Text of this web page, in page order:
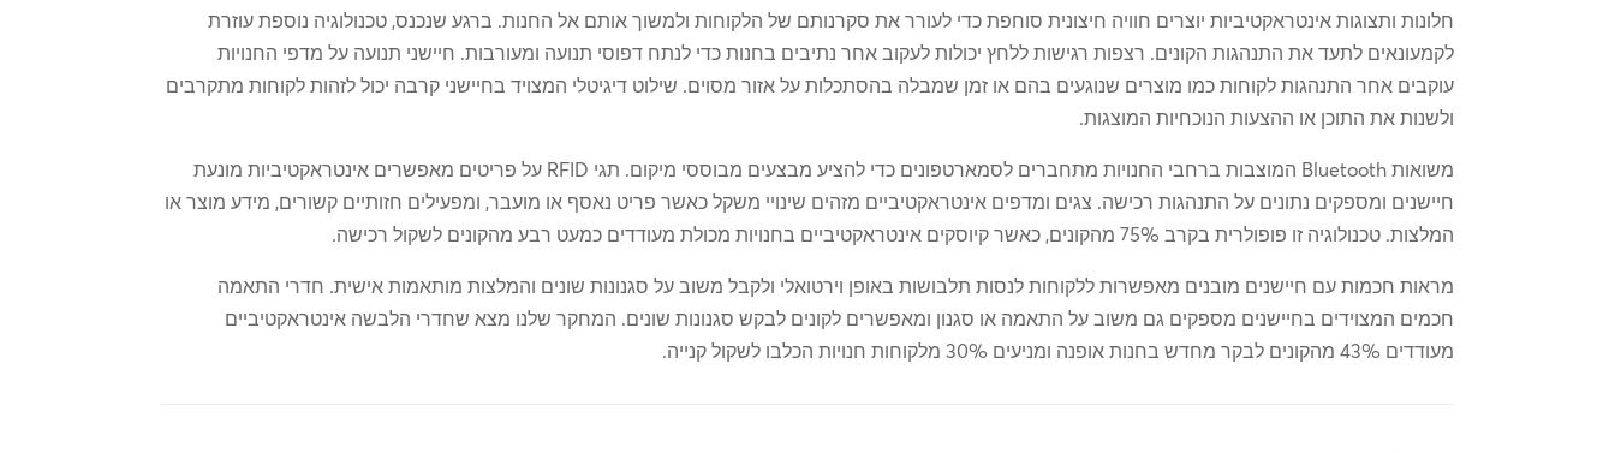
חלונות ותצוגות אינטראקטיביות יוצרים חוויה חיצונית סוחפת כדי לעורר את סקרנותם של הלקוחות ולמשוך אותם אל החנות. ברגע שנכנס, טכנולוגיה נוספת עוזרת
לקמעונאים לתעד את התנהגות הקונים. רצפות רגישות ללחץ יכולות לעקוב אחר נתיבים בחנות כדי לנתח דפוסי תנועה ומעורבות. חיישני תנועה על מדפי החנויות
עוקבים אחר התנהגות לקוחות כמו מוצרים שנוגעים בהם או זמן שמבלה בהסתכלות על אזור מסוים. שילוט דיגיטלי המצויד בחיישני קרבה יכול לזהות לקוחות מתקרבים
ולשנות את התוכן או ההצעות הנוכחיות המוצגות.
משואות Bluetooth המוצבות ברחבי החנויות מתחברים לסמארטפונים כדי להציע מבצעים מבוססי מיקום. תגי RFID על פריטים מאפשרים אינטראקטיביות מונעת
חיישנים ומספקים נתונים על התנהגות רכישה. צגים ומדפים אינטראקטיביים מזהים שינויי משקל כאשר פריט נאסף או מועבר, ומפעילים חזותיים קשורים, מידע מוצר או
המלצות. טכנולוגיה זו פופולרית בקרב 75% מהקונים, כאשר קיוסקים אינטראקטיביים בחנויות מכולת מעודדים כמעט רבע מהקונים לשקול רכישה.
מראות חכמות עם חיישנים מובנים מאפשרות ללקוחות לנסות תלבושות באופן וירטואלי ולקבל משוב על סגנונות שונים והמלצות מותאמות אישית. חדרי התאמה
חכמים המצוידים בחיישנים מספקים גם משוב על התאמה או סגנון ומאפשרים לקונים לבקש סגנונות שונים. המחקר שלנו מצא שחדרי הלבשה אינטראקטיביים
מעודדים 43% מהקונים לבקר מחדש בחנות אופנה ומניעים 30% מלקוחות חנויות הכלבו לשקול קנייה.